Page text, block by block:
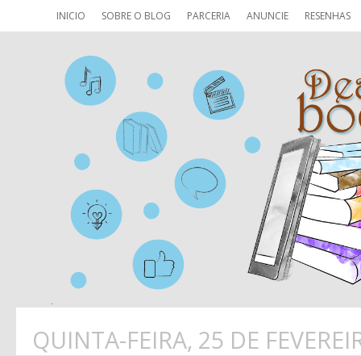
INICIO SOBRE O BLOG PARCERIA ANUNCIE RESENHAS
QUINTA-FEIRA, 25 DE